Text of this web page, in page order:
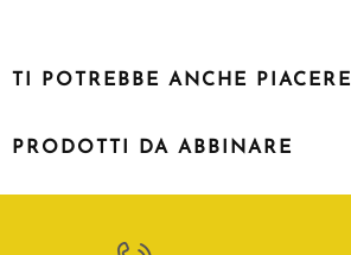
TI POTREBBE ANCHE PIACERE
PRODOTTI DA ABBINARE